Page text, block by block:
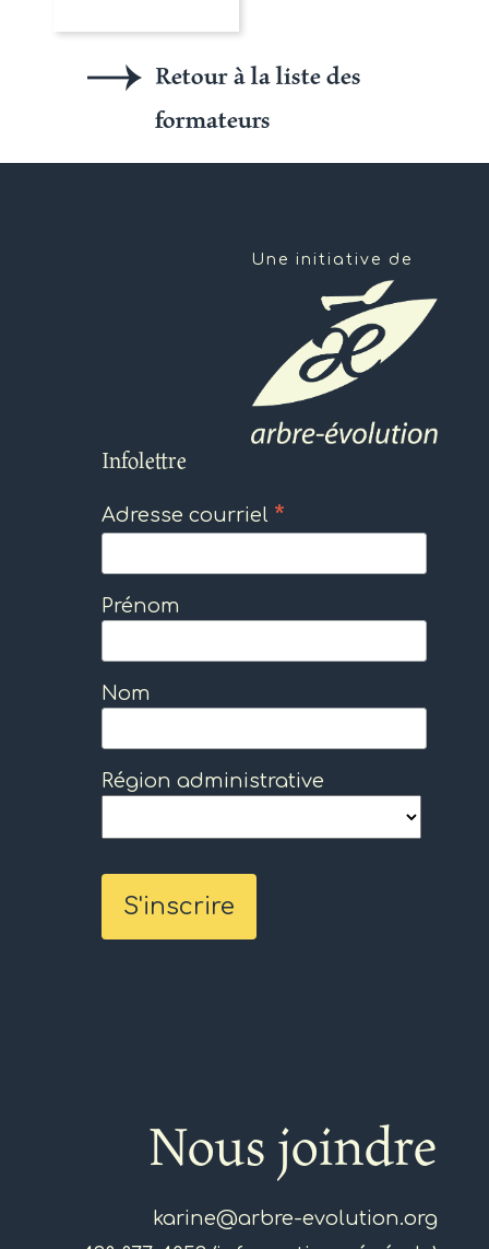
Retour à la liste des
formateurs
Une initiative de
Infolettre
Adresse courriel *
Prénom
Nom
Région administrative
Nous joindre
karine@arbre-evolution.org